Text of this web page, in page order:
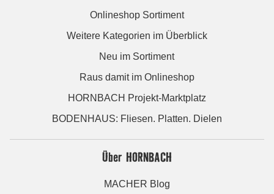
Onlineshop Sortiment
Weitere Kategorien im Überblick
Neu im Sortiment
Raus damit im Onlineshop
HORNBACH Projekt-Marktplatz
BODENHAUS: Fliesen. Platten. Dielen
Über HORNBACH
MACHER Blog